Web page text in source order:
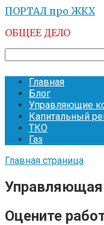
Перейти
контенту
ПОРТАЛ про ЖКХ
ОБЩЕЕ ДЕЛО
Главная
Блог
Управляющие
Капитальный
ТКО
Газ
Главная страница
Управляющая
Оцените